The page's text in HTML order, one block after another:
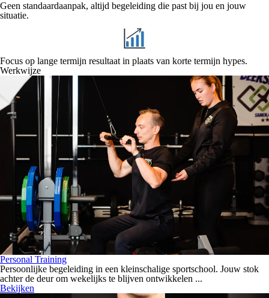
Geen standaardaanpak, altijd begeleiding die past bij jou en jouw
situatie.
Focus op lange termijn resultaat in plaats van korte termijn hypes.
Werkwijze
Personal Training
Persoonlijke begeleiding in een kleinschalige sportschool. Jouw stok
achter de deur om wekelijks te blijven ontwikkelen ...
Bekijken